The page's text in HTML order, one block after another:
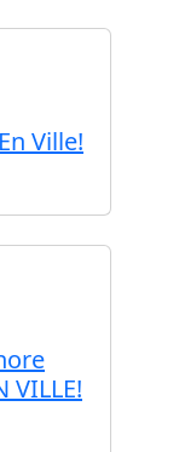
Ville!
VILLE!